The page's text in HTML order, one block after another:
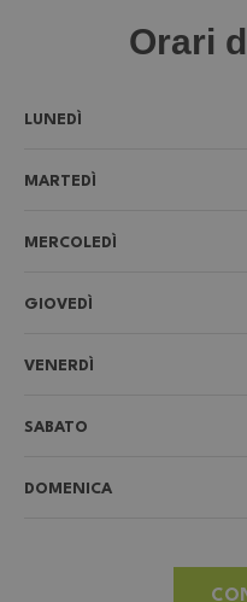
Orari
LUNEDÌ
MARTEDÌ
MERCOLEDÌ
GIOVEDÌ
VENERDÌ
SABATO
DOMENICA